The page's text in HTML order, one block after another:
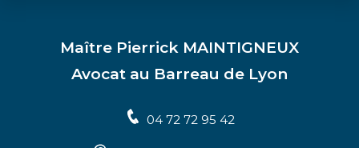
Maître Pierrick MAINTIGNEUX
Avocat au Barreau de Lyon
04 72 72 95 42